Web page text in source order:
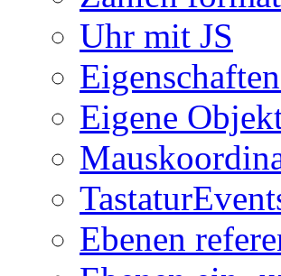
Uhr mit JS
Eigene
Ebenen